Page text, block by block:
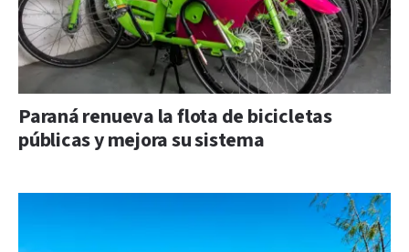
Paraná renueva la flota de bicicletas
públicas y mejora su sistema